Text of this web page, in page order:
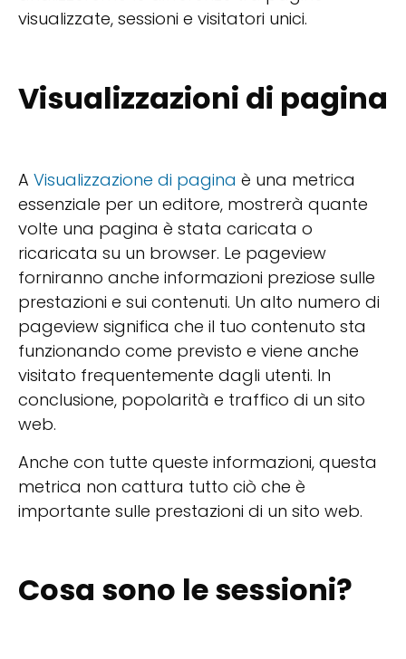
visualizzate, sessioni e visitatori unici.
Visualizzazioni di pagina
A Visualizzazione di pagina è una metrica
essenziale per un editore, mostrerà quante
volte una pagina è stata caricata o
ricaricata su un browser. Le pageview
forniranno anche informazioni preziose sulle
prestazioni e sui contenuti. Un alto numero di
pageview significa che il tuo contenuto sta
funzionando come previsto e viene anche
visitato frequentemente dagli utenti. In
conclusione, popolarità e traffico di un sito
web.
Anche con tutte queste informazioni, questa
metrica non cattura tutto ciò che è
importante sulle prestazioni di un sito web.
Cosa sono le sessioni?